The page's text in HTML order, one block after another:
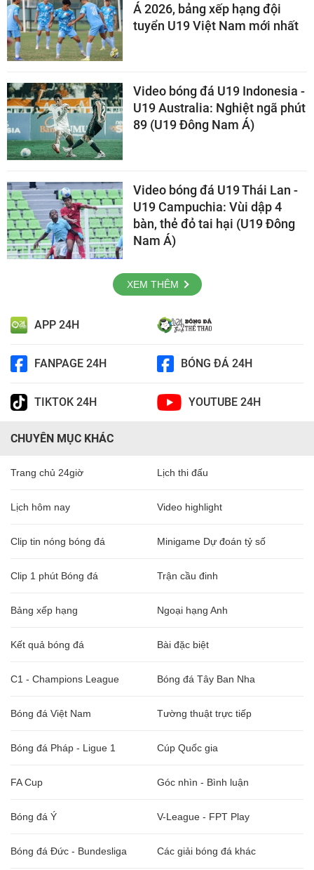
Á 2026, bảng xếp hạng đội
tuyển U19 Việt Nam mới nhất
Video bóng đá U19 Indonesia -
U19 Australia: Nghiệt ngã phút
89 (U19 Đông Nam Á)
Video bóng đá U19 Thái Lan -
U19 Campuchia: Vùi dập 4
bàn, thẻ đỏ tai hại (U19 Đông
Nam Á)
XEM THÊM
APP 24H
FANPAGE 24H BÓNG ĐÁ 24H
TIKTOK 24H YOUTUBE 24H
CHUYÊN MỤC KHÁC
Trang chủ 24giờ Lịch thi đấu
Lịch hôm nay Video highlight
Clip tin nóng bóng đá Minigame Dự đoán tỷ số
Clip 1 phút Bóng đá Trận cầu đinh
Bảng xếp hạng Ngoại hạng Anh
Kết quả bóng đá Bài đặc biệt
C1 - Champions League Bóng đá Tây Ban Nha
Bóng đá Việt Nam Tường thuật trực tiếp
Bóng đá Pháp - Ligue 1 Cúp Quốc gia
FA Cup Góc nhìn - Bình luận
Bóng đá Ý V-League - FPT Play
Bóng đá Đức - Bundesliga Các giải bóng đá khác